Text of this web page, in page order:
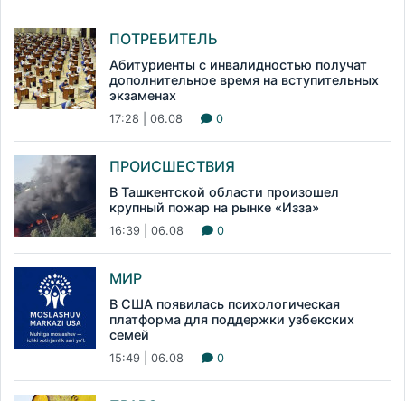
ПОТРЕБИТЕЛЬ
Абитуриенты с инвалидностью получат
дополнительное время на вступительных
экзаменах
17:28 | 06.08 0
ПРОИСШЕСТВИЯ
В Ташкентской области произошел
крупный пожар на рынке «Изза»
16:39 | 06.08 0
МИР
В США появилась психологическая
платформа для поддержки узбекских
семей
15:49 | 06.08 0